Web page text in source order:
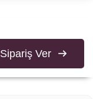
Sipariş Ver